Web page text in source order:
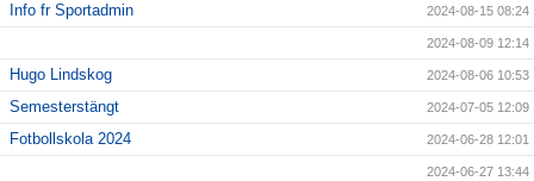
Info fr Sportadmin 2024-08-15 08:24
2024-08-09 12:14
Hugo Lindskog 2024-08-06 10:53
Semesterstängt 2024-07-05 12:09
Fotbollskola 2024 2024-06-28 12:01
2024-06-27 13:44